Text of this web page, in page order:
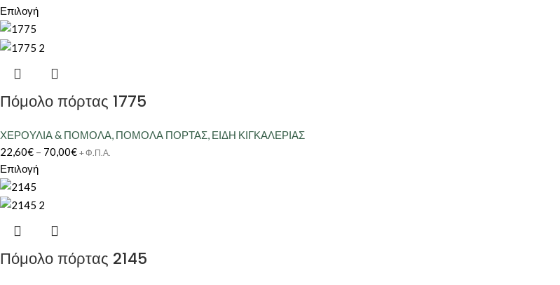
Επιλογή
Πόμολο πόρτας 1775
ΧΕΡΟΥΛΙΑ & ΠΟΜΟΛΑ, ΠΟΜΟΛΑ ΠΟΡΤΑΣ, ΕΙΔΗ ΚΙΓΚΑΛΕΡΙΑΣ
22,60€ – 70,00€ + Φ.Π.Α.
Επιλογή
Πόμολο πόρτας 2145